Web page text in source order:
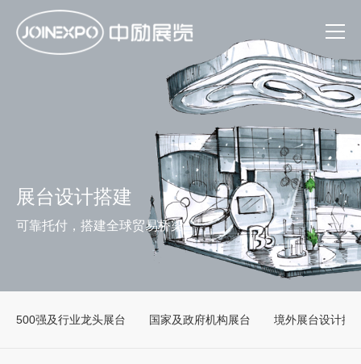
展台设计搭建
可靠托付，搭建全球贸易桥梁
500强及行业龙头展台 国家及政府机构展台 境外展台设计搭